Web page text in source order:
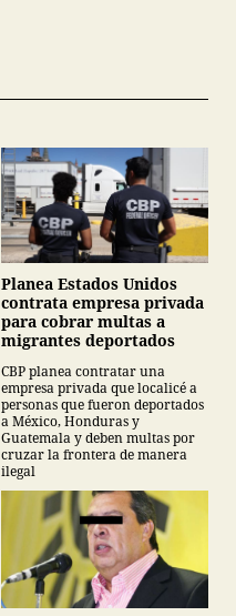
Planea Estados Unidos
contrata empresa privada
para cobrar multas a
migrantes deportados
CBP planea contratar una
empresa privada que localicé a
personas que fueron deportados
a México, Honduras y
Guatemala y deben multas por
cruzar la frontera de manera
ilegal